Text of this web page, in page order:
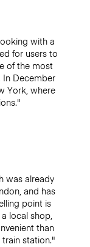
with a
for users to
of the most
In December
York, where
was already
and has
point is
local shop,
than
station."